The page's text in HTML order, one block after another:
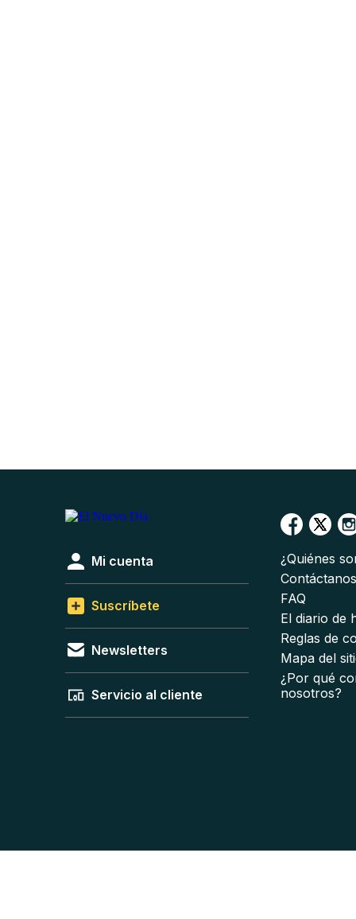
Mi cuenta
Suscríbete
Newsletters
Servicio al cliente
¿Quiénes
Contáctanos
FAQ
El diario de
Reglas de
Mapa del
¿Por qué
nosotros?